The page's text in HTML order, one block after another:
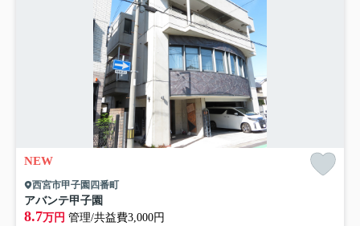
NEW
西宮市甲子園四番町
アバンテ甲子園
8.7万円 管理/共益費3,000円